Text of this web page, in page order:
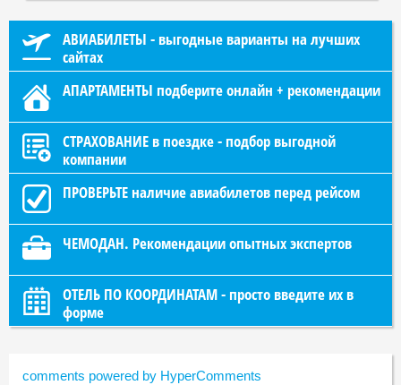
АВИАБИЛЕТЫ - выгодные варианты на лучших
сайтах
АПАРТАМЕНТЫ подберите онлайн + рекомендации
СТРАХОВАНИЕ в поездке - подбор выгодной
компании
ПРОВЕРЬТЕ наличие авиабилетов перед рейсом
ЧЕМОДАН. Рекомендации опытных экспертов
ОТЕЛЬ ПО КООРДИНАТАМ - просто введите их в
форме
comments powered by HyperComments